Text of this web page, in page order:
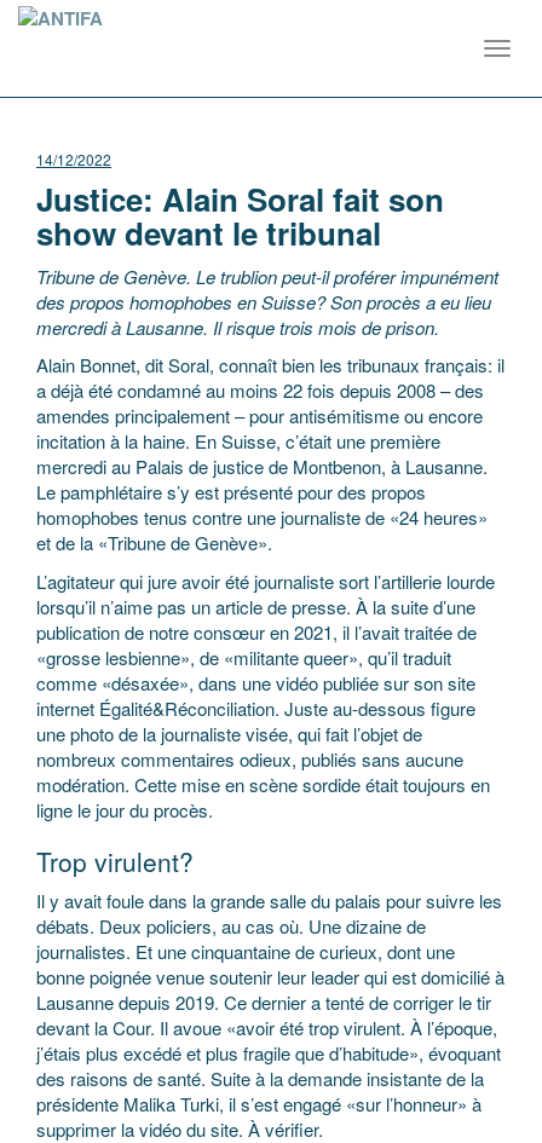
14/12/2022
Justice: Alain Soral fait son
show devant le tribunal
Tribune de Genève. Le trublion peut-il proférer impunément
des propos homophobes en Suisse? Son procès a eu lieu
mercredi à Lausanne. Il risque trois mois de prison.
Alain Bonnet, dit Soral, connaît bien les tribunaux français: il
a déjà été condamné au moins 22 fois depuis 2008 – des
amendes principalement – pour antisémitisme ou encore
incitation à la haine. En Suisse, c’était une première
mercredi au Palais de justice de Montbenon, à Lausanne.
Le pamphlétaire s’y est présenté pour des propos
homophobes tenus contre une journaliste de «24 heures»
et de la «Tribune de Genève».
L’agitateur qui jure avoir été journaliste sort l’artillerie lourde
lorsqu’il n’aime pas un article de presse. À la suite d’une
publication de notre consœur en 2021, il l’avait traitée de
«grosse lesbienne», de «militante queer», qu’il traduit
comme «désaxée», dans une vidéo publiée sur son site
internet Égalité&Réconciliation. Juste au-dessous figure
une photo de la journaliste visée, qui fait l’objet de
nombreux commentaires odieux, publiés sans aucune
modération. Cette mise en scène sordide était toujours en
ligne le jour du procès.
Trop virulent?
Il y avait foule dans la grande salle du palais pour suivre les
débats. Deux policiers, au cas où. Une dizaine de
journalistes. Et une cinquantaine de curieux, dont une
bonne poignée venue soutenir leur leader qui est domicilié à
Lausanne depuis 2019. Ce dernier a tenté de corriger le tir
devant la Cour. Il avoue «avoir été trop virulent. À l’époque,
j’étais plus excédé et plus fragile que d’habitude», évoquant
des raisons de santé. Suite à la demande insistante de la
présidente Malika Turki, il s’est engagé «sur l’honneur» à
supprimer la vidéo du site. À vérifier.